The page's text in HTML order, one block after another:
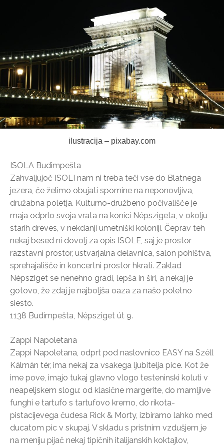
ilustracija – pixabay.com
ISOLA Budimpešta
Zahvaljujoč ISOLI nam ni treba teči vse do Blatnega
jezera, če želimo obujati spomine na neponovljiva,
družabna poletja. Kulturno-družbeno počivališče je
maja odprlo svoja vrata na konici Népszigeta, v okolju
starih dreves, v nekdanji umetniški koloniji. Čeprav teh
nekaj besed ni dovolj za opis ISOLE, saj je prostor
razstavni prostor, ustvarjalna delavnica, salon pohištva,
sprehajališče in koncertni prostor hkrati. Zaklad
Népsziget se nenehno gradi, lepša in širi, a nekaj je
gotovo, že zdaj je najboljša oaza za našo poletno
siesto.
1138 Budimpešta, Népsziget út 9.
Zappi Napoletana
Zappi Napoletana, odprt pod naslovnico EASY na Széll
Kálmán tér, ima nekaj za vsakega ljubitelja pice. Kot že
ime pove, imajo tukaj glavno vlogo testeninski koluti v
neapeljskem slogu: od klasične margerite, do mamljive
funghi e tartufo s tartufovo kremo, do rikota-
pistacijevega čudesa Rick & Morty, izbiramo lahko med
ducatom pic v skupaj. V skladu s pristnim vzdušjem je
na meniju pijač nekaj tipičnih italijanskih koktajlov,